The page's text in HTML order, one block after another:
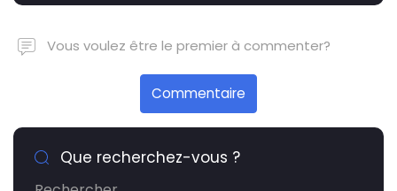
Vous voulez être le premier à commenter?
Commentaire
Que recherchez-vous ?